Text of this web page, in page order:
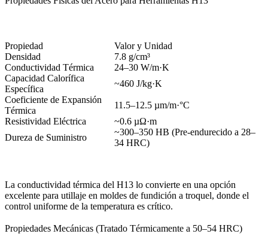
Propiedad
Valor y Unidad
Densidad
7.8 g/cm³
Conductividad Térmica
24–30 W/m·K
Capacidad Calorífica
Específica
~460 J/kg·K
Coeficiente de Expansión
Térmica
11.5–12.5 µm/m·°C
Resistividad Eléctrica
~0.6 µΩ·m
Dureza de Suministro
~300–350 HB (Pre-endurecido a 28–
34 HRC)
La conductividad térmica del H13 lo convierte en una opción
excelente para utillaje en moldes de fundición a troquel, donde el
control uniforme de la temperatura es crítico.
Propiedades Mecánicas (Tratado Térmicamente a 50–54 HRC)